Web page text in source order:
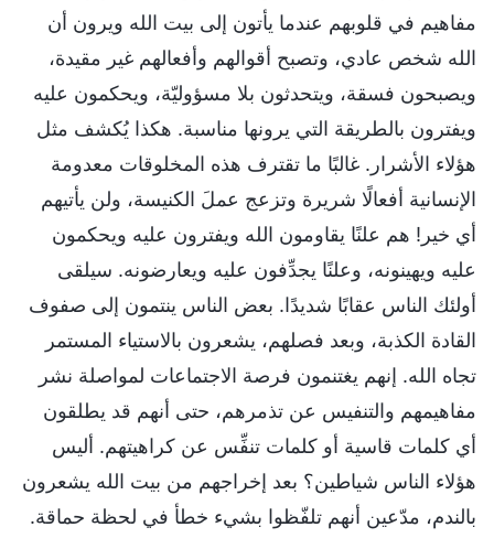
مفاهيم في قلوبهم عندما يأتون إلى بيت الله ويرون أن
الله شخص عادي، وتصبح أقوالهم وأفعالهم غير مقيدة،
ويصبحون فسقة، ويتحدثون بلا مسؤوليّة، ويحكمون عليه
ويفترون بالطريقة التي يرونها مناسبة. هكذا يُكشف مثل
هؤلاء الأشرار. غالبًا ما تقترف هذه المخلوقات معدومة
الإنسانية أفعالًا شريرة وتزعج عملَ الكنيسة، ولن يأتيهم
أي خير! هم علنًا يقاومون الله ويفترون عليه ويحكمون
عليه ويهينونه، وعلنًا يجدِّفون عليه ويعارضونه. سيلقى
أولئك الناس عقابًا شديدًا. بعض الناس ينتمون إلى صفوف
القادة الكذبة، وبعد فصلهم، يشعرون بالاستياء المستمر
تجاه الله. إنهم يغتنمون فرصة الاجتماعات لمواصلة نشر
مفاهيمهم والتنفيس عن تذمرهم، حتى أنهم قد يطلقون
أي كلمات قاسية أو كلمات تنفِّس عن كراهيتهم. أليس
هؤلاء الناس شياطين؟ بعد إخراجهم من بيت الله يشعرون
بالندم، مدّعين أنهم تلفّظوا بشيء خطأ في لحظة حماقة.